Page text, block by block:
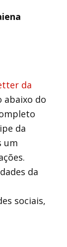
da
abaixo do
da
um
da
sociais,